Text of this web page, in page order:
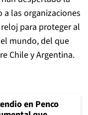
las organizaciones
para proteger al
mundo, del que
Chile y Argentina.
en Penco